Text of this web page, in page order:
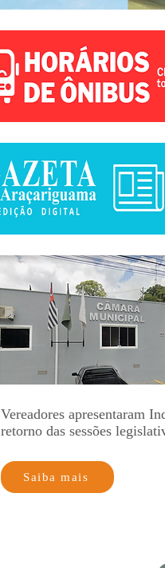
Vereadores apresentaram
retorno das sessões
Saiba mais